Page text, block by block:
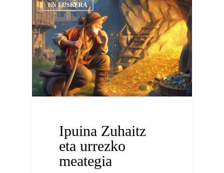
EN EUSKERA
Ipuina Zuhaitz
eta urrezko
meategia